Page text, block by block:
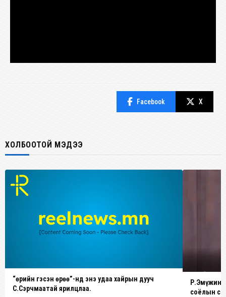
Facebook X
ХОЛБООТОЙ МЭДЭЭ
“Өөрийн гэсэн өрөө”-нд энэ удаа хайрын дууч
С.Сэрчмаатай ярилцлаа.
Р.Эмүжин:
соёлын